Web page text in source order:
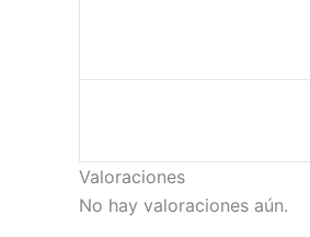
Valoraciones
No hay valoraciones aún.